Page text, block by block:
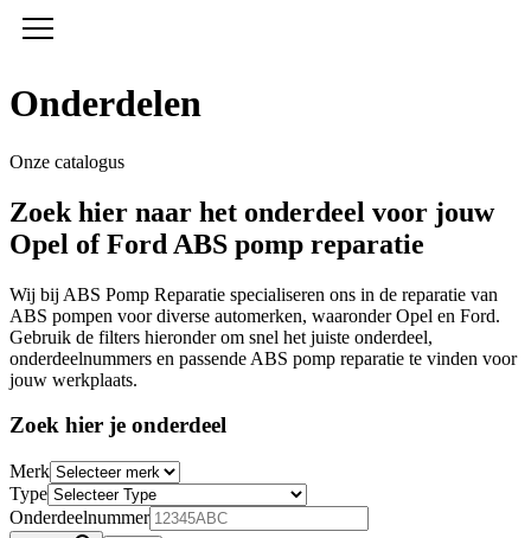
Onderdelen
Onze catalogus
Zoek hier naar het onderdeel voor jouw
Opel of Ford ABS pomp reparatie
Wij bij ABS Pomp Reparatie specialiseren ons in de reparatie van
ABS pompen voor diverse automerken, waaronder Opel en Ford.
Gebruik de filters hieronder om snel het juiste onderdeel,
onderdeelnummers en passende ABS pomp reparatie te vinden voor
jouw werkplaats.
Zoek hier je onderdeel
Merk
Type
Onderdeelnummer